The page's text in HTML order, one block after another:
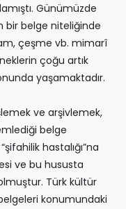
Günümüzde
bir belge niteliğinde
çeşme vb. mimarî
çoğu artık
yaşamaktadır.
ve arşivlemek,
belge
hastalığı”na
ve bu hususta
Türk kültür
konumundaki